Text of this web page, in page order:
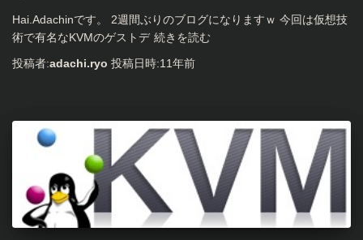
Hai.Adachinです。 2週間ぶりのブログになりますｗ 今回は仮想技
術で有名なKVMのゲストデ 続きを読む
投稿者:adachi.ryo 投稿日時:11年前